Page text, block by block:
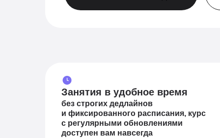
Занятия в удобное время
без строгих дедлайнов
и фиксированного расписания, курс
с регулярными обновлениями
доступен вам навсегда